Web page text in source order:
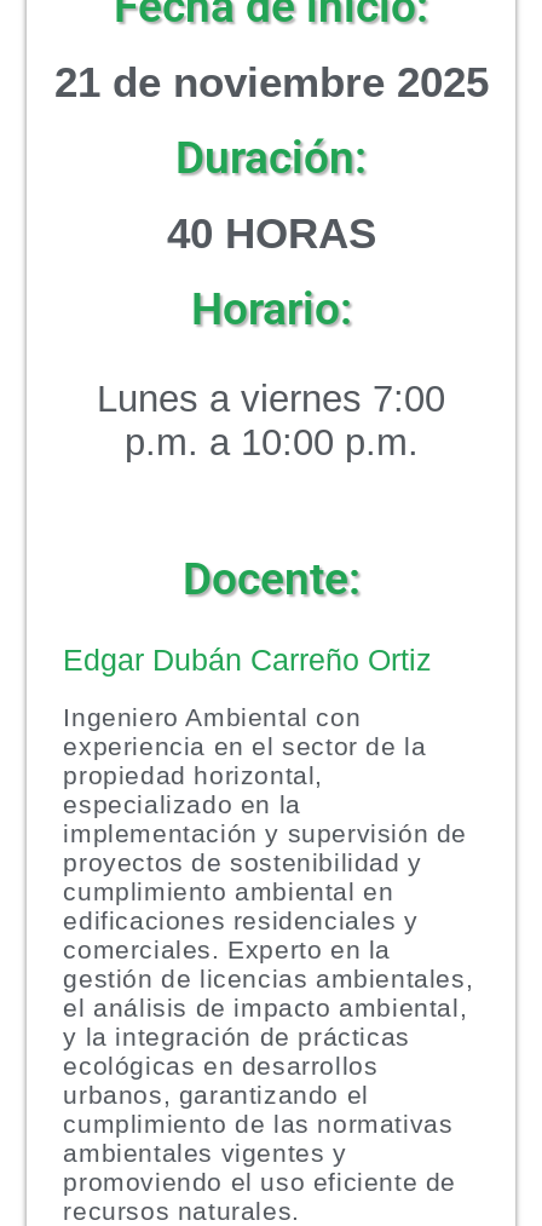
21 de noviembre 2025
Duración:
40 HORAS
Horario:
Lunes a viernes 7:00
p.m. a 10:00 p.m.
Docente:
Edgar Dubán Carreño Ortiz
Ingeniero Ambiental con
experiencia en el sector de la
propiedad horizontal,
especializado en la
implementación y supervisión de
proyectos de sostenibilidad y
cumplimiento ambiental en
edificaciones residenciales y
comerciales. Experto en la
gestión de licencias ambientales,
el análisis de impacto ambiental,
y la integración de prácticas
ecológicas en desarrollos
urbanos, garantizando el
cumplimiento de las normativas
ambientales vigentes y
promoviendo el uso eficiente de
recursos naturales.